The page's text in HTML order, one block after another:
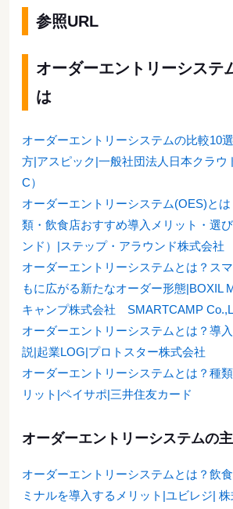
参照URL
オーダーエントリーシステ
は
オーダーエントリーシステムの比較10
方|アスピック|一般社団法人日本クラウ
C）
オーダーエントリーシステム(OES)と
類・飲食店おすすめ導入メリット・選
ンド）|ステップ・アラウンド株式会社
オーダーエントリーシステムとは？ス
もに広がる新たなオーダー形態|BOXIL
キャンプ株式会社 SMARTCAMP
オーダーエントリーシステムとは？導
説|起業LOG|プロトスター株式会社
オーダーエントリーシステムとは？種
リット|ペイサポ|三井住友カード
オーダーエントリーシステムの
オーダーエントリーシステムとは？飲
ミナルを導入するメリット|ユビレジ|